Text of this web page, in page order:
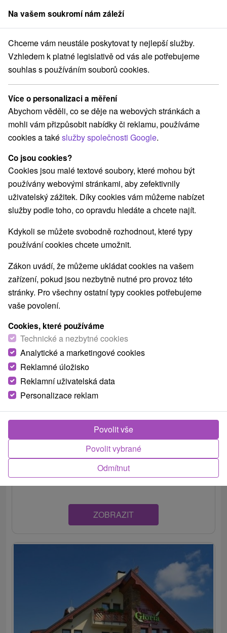
člen skupinySorger
Penzióny Stredné Slovensko Banskobystrický kraj Donovaly
Penzióny Donovaly
Kategorie
Všechny kategorie
Hotely na Slovensku (2)
Apartmány(38) Chaty na prenájom(15)
Penzióny Priváty
Vyberte lokalitu nebo termín
VŠECHNY NEJLEVNĚJŠÍ NEJDRAŽŠÍ PODLE
Penzión Vodár Donovaly
Donovaly
Zrekonštruovaný rodinný penzión na okraji lesa, v tichej
časti obce Donovaly, ponúka relax v 9...
ZOBRAZIT
Na vašem soukromí nám záleží
Chceme vám neustále poskytovat ty nejlepší služby.
Vzhledem k platné legislativě od vás ale potřebujeme
souhlas s používáním souborů cookies.
Více o personalizaci a měření
Abychom věděli, co se děje na webových stránkách a
mohli vám přizpůsobit nabídky či reklamu, používáme
cookies a takéslužby společnosti Google.
Co jsou cookies?
Cookies jsou malé textové soubory, které mohou být
používány webovými stránkami, aby zefektivnily
uživatelský zážitek. Díky cookies vám můžeme nabízet
služby podle toho, co opravdu hledáte a chcete najít.
Kdykoli se můžete svobodně rozhodnout, které typy
používání cookies chcete umožnit.
Zákon uvádí, že můžeme ukládat cookies na vašem
zařízení, pokud jsou nezbytně nutné pro provoz této
stránky. Pro všechny ostatní typy cookies potřebujeme
vaše povolení.
Cookies, které používáme
Technické a nezbytné cookies
Analytické a marketingové cookies
Reklamné úložisko
Reklamní uživatelská data
Personalizace reklam
Odmítnut
Povolit vybrané
Povolit vše